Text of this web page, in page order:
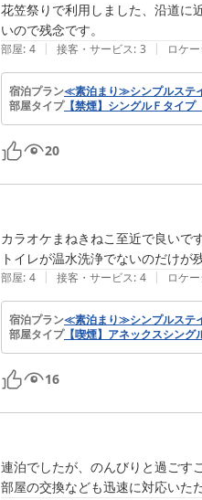
花笠祭りで利用しました、沿道に
いので残念です。
部屋: 4 | 接客・サービス: 3 | ロケ
宿泊プラン≪素泊まり≫シンプルステ
部屋タイプ【禁煙】シングルＦタイプ
20
カラオケまねきねこ至近で良いです
トイレが温水洗浄でないのだけが
部屋: 4 | 接客・サービス: 4 | ロケ
宿泊プラン≪素泊まり≫シンプルステ
部屋タイプ【喫煙】アネックスシング
16
連泊でしたが、のんびりと過ごす
部屋の交換なども迅速に対応いた